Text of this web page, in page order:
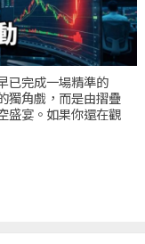
已完成一場精準的
獨角戲，而是由摺疊
盛宴。如果你還在觀